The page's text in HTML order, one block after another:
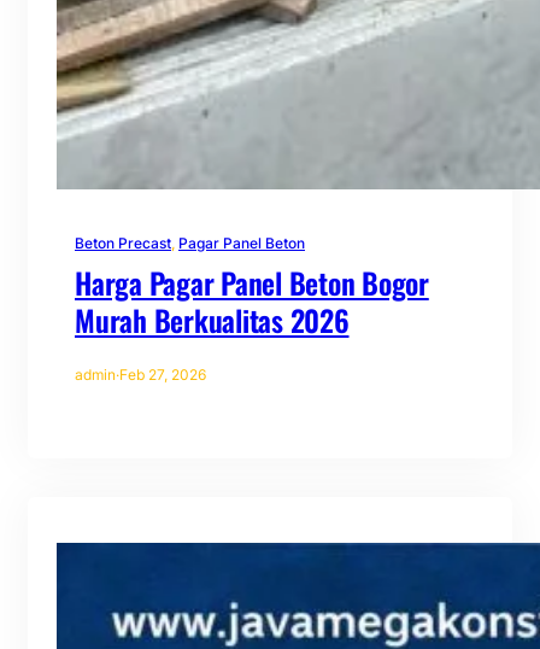
Beton Precast, Pagar Panel Beton
Harga Pagar Panel Beton Bogor
Murah Berkualitas 2026
admin·Feb 27, 2026